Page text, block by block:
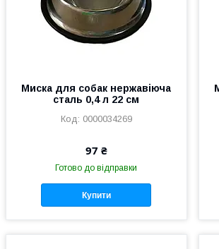
Миска для собак нержавіюча
сталь 0,4 л 22 см
0000034269
97 ₴
Готово до відправки
Купити